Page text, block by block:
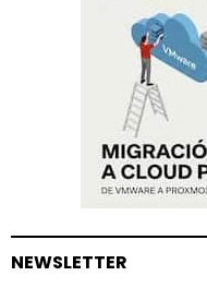
NEWSLETTER